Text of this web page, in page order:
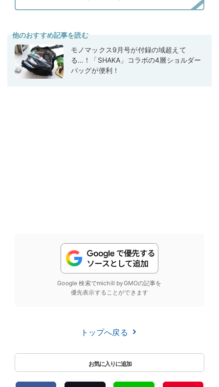
他のおすすめ記事を読む
モノマックス9月号が付録の域超えて
る…！「SHAKA」コラボの4層ショルダー
バッグが便利！
Google 検索でmichill byGMOの記事を
優先表示することができます
トップへ戻る